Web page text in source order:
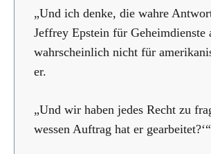
„Und ich denke, die wahre
Jeffrey Epstein für Geheimdienste
wahrscheinlich nicht für
er.
„Und wir haben jedes Recht zu
wessen Auftrag hat er gearbeitet?‘“